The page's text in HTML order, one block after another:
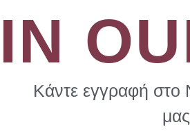
Κάντε εγγραφή στο